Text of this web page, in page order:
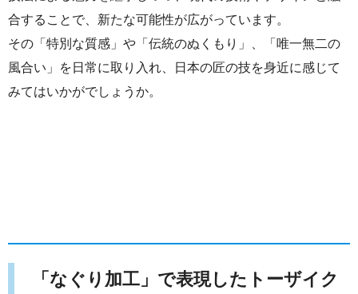
合することで、新たな可能性が広がっています。
その「特別な質感」や「伝統のぬくもり」、「唯一無二の
風合い」を日常に取り入れ、日本の匠の技を身近に感じて
みてはいかがでしょうか。
「なぐり加工」で表現したトーザイク